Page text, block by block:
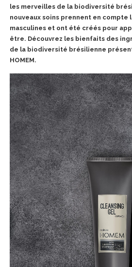
les merveilles de la biodiversité
nouveaux soins prennent en compte
masculines et ont été créés pour
être. Découvrez les bienfaits des
de la biodiversité brésilienne
HOMEM.